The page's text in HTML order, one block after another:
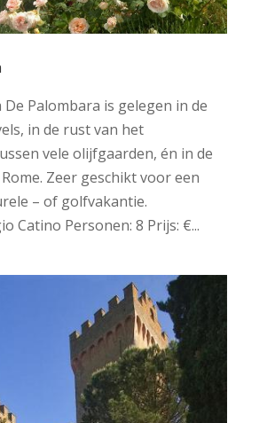
De Palombara is gelegen in de
in de rust van het
vele olijfgaarden, én in de
Zeer geschikt voor een
– of golfvakantie.
Catino Personen: 8 Prijs: €...